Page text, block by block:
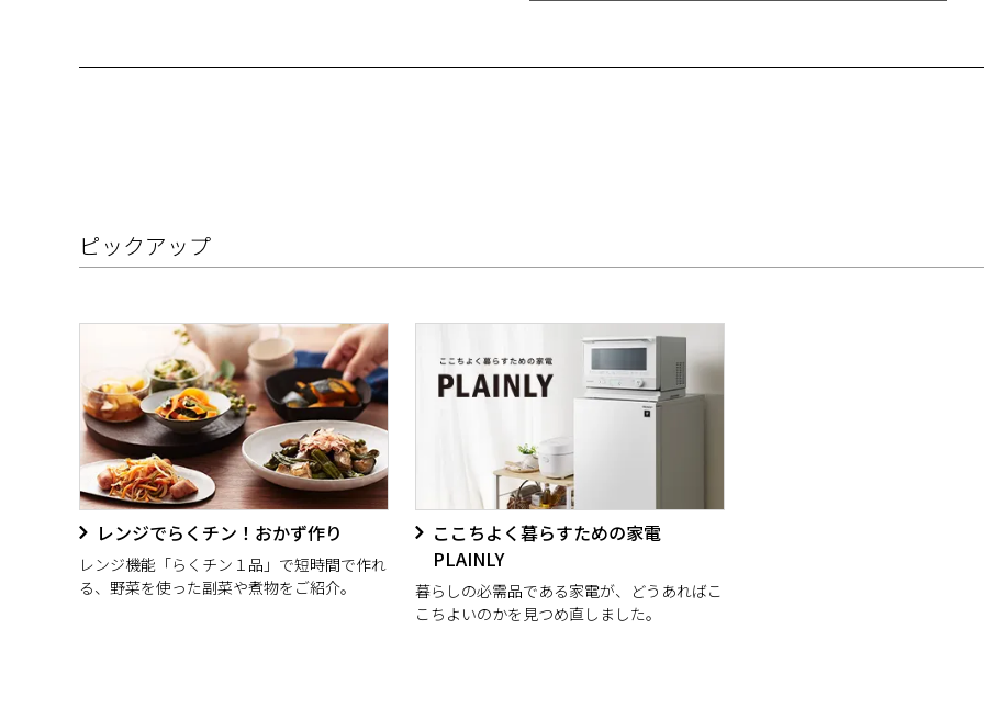
ピックアップ
レンジでらくチン！おかず作り
レンジ機能「らくチン１品」で短時間で作れ
る、野菜を使った副菜や煮物をご紹介。
ここちよく暮らすための家電
PLAINLY
暮らしの必需品である家電が、どうあればこ
こちよいのかを見つめ直しました。